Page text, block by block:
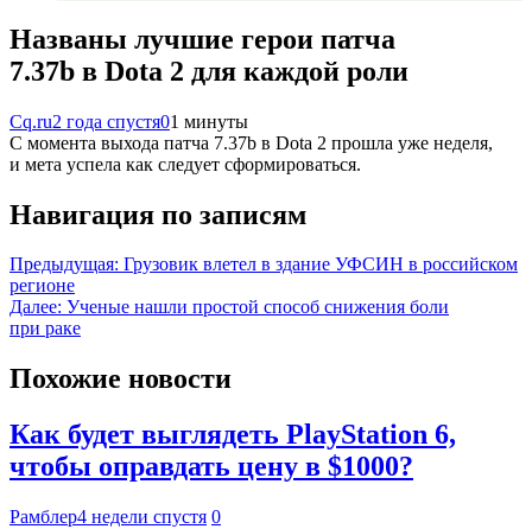
Названы лучшие герои патча
7.37b в Dota 2 для каждой роли
Cq.ru2 года спустя01 минуты
С момента выхода патча 7.37b в Dota 2 прошла уже неделя,
и мета успела как следует сформироваться.
Навигация по записям
Предыдущая: Грузовик влетел в здание УФСИН в российском
регионе
Далее: Ученые нашли простой способ снижения боли
при раке
Похожие новости
Как будет выглядеть PlayStation 6,
чтобы оправдать цену в $1000?
Рамблер4 недели спустя 0